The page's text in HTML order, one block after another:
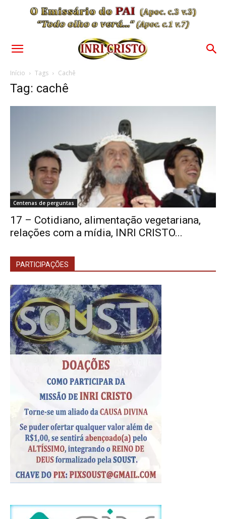
Início Tags Cachê
Tag: cachê
Centenas de perguntas
17 – Cotidiano, alimentação vegetariana,
relações com a mídia, INRI CRISTO...
PARTICIPAÇÕES